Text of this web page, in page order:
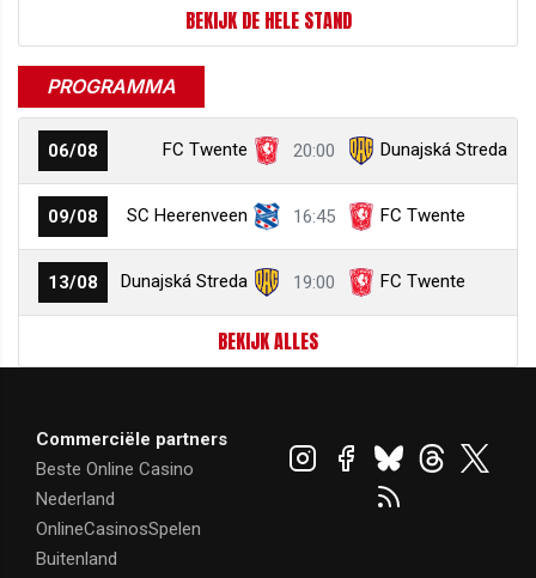
BEKIJK DE HELE STAND
PROGRAMMA
06/08 FC Twente 20:00 Dunajská Streda
09/08 SC Heerenveen 16:45 FC Twente
13/08 Dunajská Streda 19:00 FC Twente
BEKIJK ALLES
Commerciële partners
Beste Online Casino
Nederland
OnlineCasinosSpelen
Buitenland